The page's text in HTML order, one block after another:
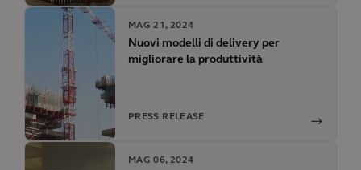
MAG 21, 2024
Nuovi modelli di delivery per
migliorare la produttività
PRESS RELEASE
MAG 06, 2024